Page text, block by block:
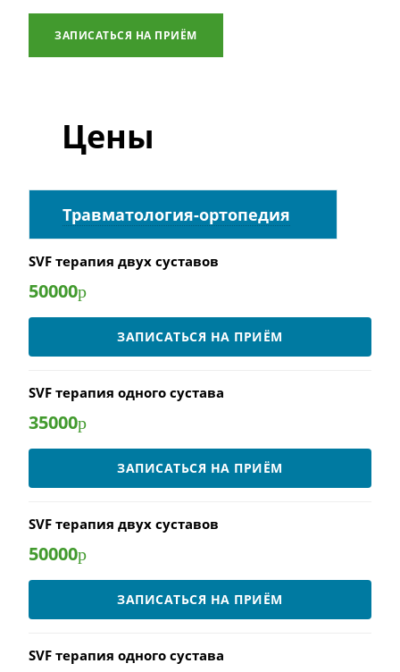
ЗАПИСАТЬСЯ НА ПРИЁМ
Цены
Травматология-ортопедия
SVF терапия двух суставов
50000р
ЗАПИСАТЬСЯ НА ПРИЁМ
SVF терапия одного сустава
35000р
ЗАПИСАТЬСЯ НА ПРИЁМ
SVF терапия двух суставов
50000р
ЗАПИСАТЬСЯ НА ПРИЁМ
SVF терапия одного сустава